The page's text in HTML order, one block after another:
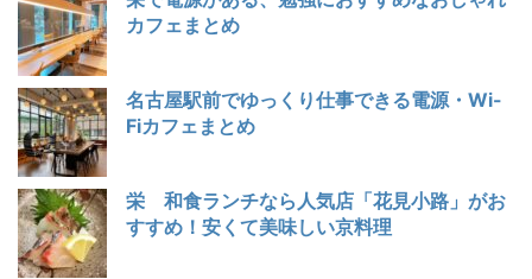
カフェまとめ
名古屋駅前でゆっくり仕事できる電源・Wi-
Fiカフェまとめ
栄 和食ランチなら人気店「花見小路」がお
すすめ！安くて美味しい京料理